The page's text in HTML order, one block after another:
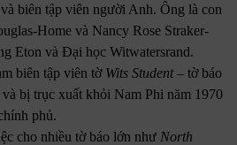
biên tập viên người Anh. Ông là con
Home và Nancy Rose Straker-
Eton và Đại học Witwatersrand.
biên tập viên tờ Wits Student– tờ báo
bị trục xuất khỏi Nam Phi năm 1970
phủ.
cho nhiều tờ báo lớn như North